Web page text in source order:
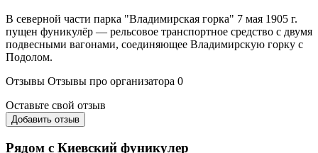
В северной части парка "Владимирская горка" 7 мая 1905 г.
пущен фуникулёр — рельсовое транспортное средство с двумя
подвесными вагонами, соединяющее Влади­мирскую горку с
Подолом.
Отзывы Отзывы про организатора 0
Оставьте свой отзыв
Добавить отзыв
Рядом с Киевский фуникулер